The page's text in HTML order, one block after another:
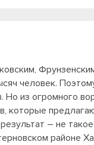
человек.
Но из огромного
которые
– не
районе